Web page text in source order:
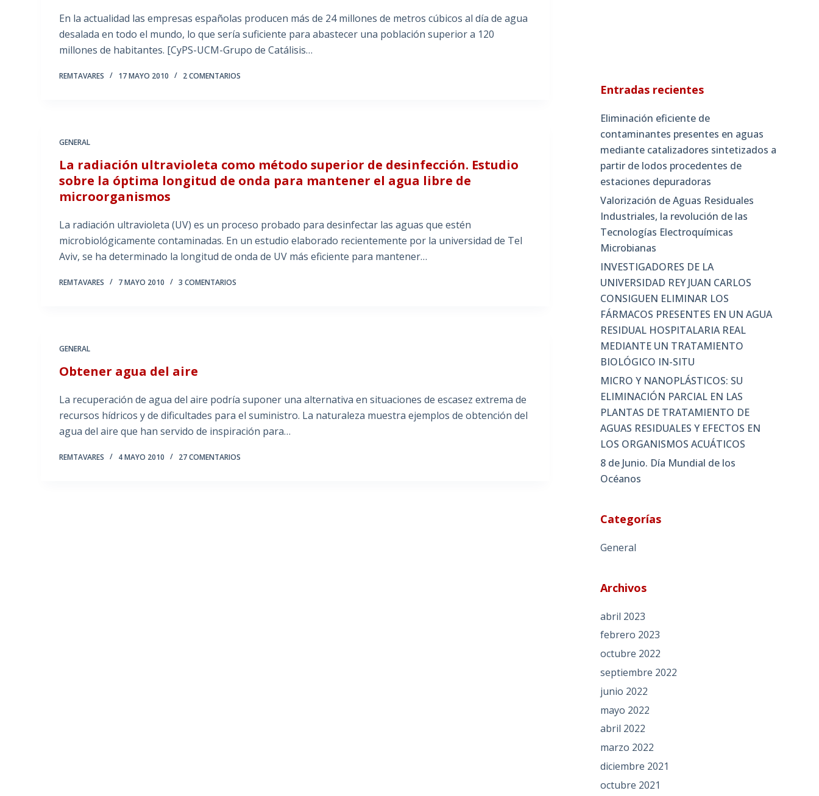
En la actualidad las empresas españolas producen más de 24 millones de metros cúbicos al día de agua
desalada en todo el mundo, lo que sería suficiente para abastecer una población superior a 120
millones de habitantes. [CyPS-UCM-Grupo de Catálisis…
REMTAVARES 17 MAYO 2010 2 COMENTARIOS
GENERAL
La radiación ultravioleta como método superior de desinfección. Estudio
sobre la óptima longitud de onda para mantener el agua libre de
microorganismos
La radiación ultravioleta (UV) es un proceso probado para desinfectar las aguas que estén
microbiológicamente contaminadas. En un estudio elaborado recientemente por la universidad de Tel
Aviv, se ha determinado la longitud de onda de UV más eficiente para mantener…
REMTAVARES 7 MAYO 2010 3 COMENTARIOS
GENERAL
Obtener agua del aire
La recuperación de agua del aire podría suponer una alternativa en situaciones de escasez extrema de
recursos hídricos y de dificultades para el suministro. La naturaleza muestra ejemplos de obtención del
agua del aire que han servido de inspiración para…
REMTAVARES 4 MAYO 2010 27 COMENTARIOS
Entradas recientes
Eliminación eficiente de
contaminantes presentes en aguas
mediante catalizadores sintetizados a
partir de lodos procedentes de
estaciones depuradoras
Valorización de Aguas Residuales
Industriales, la revolución de las
Tecnologías Electroquímicas
Microbianas
INVESTIGADORES DE LA
UNIVERSIDAD REY JUAN CARLOS
CONSIGUEN ELIMINAR LOS
FÁRMACOS PRESENTES EN UN AGUA
RESIDUAL HOSPITALARIA REAL
MEDIANTE UN TRATAMIENTO
BIOLÓGICO IN-SITU
MICRO Y NANOPLÁSTICOS: SU
ELIMINACIÓN PARCIAL EN LAS
PLANTAS DE TRATAMIENTO DE
AGUAS RESIDUALES Y EFECTOS EN
LOS ORGANISMOS ACUÁTICOS
8 de Junio. Día Mundial de los
Océanos
Categorías
General
Archivos
abril 2023
febrero 2023
octubre 2022
septiembre 2022
junio 2022
mayo 2022
abril 2022
marzo 2022
diciembre 2021
octubre 2021